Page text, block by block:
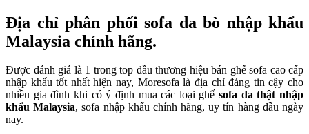
Địa chỉ phân phối sofa da bò nhập khẩu
Malaysia chính hãng.
Được đánh giá là 1 trong top đầu thương hiệu bán ghế sofa cao cấp
nhập khẩu tốt nhất hiện nay, Moresofa là địa chỉ đáng tin cậy cho
nhiều gia đình khi có ý định mua các loại ghếsofa da thật nhập
khẩu Malaysia, sofa nhập khẩu chính hãng, uy tín hàng đầu ngày
nay.